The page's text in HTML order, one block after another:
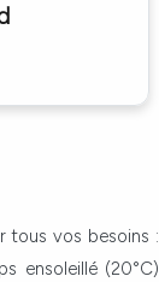
tous vos besoins :
ensoleillé (20°C)